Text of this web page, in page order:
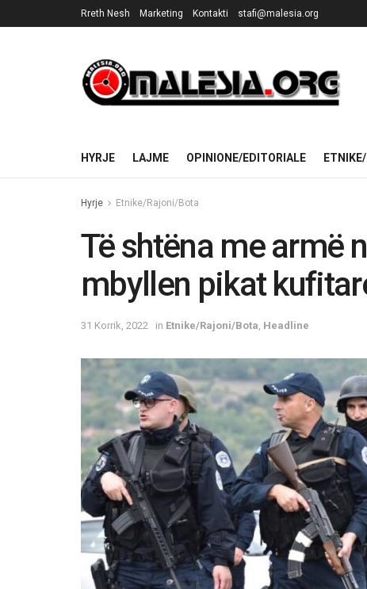
Rreth Nesh Marketing Kontakti stafi@malesia.org
HYRJE LAJME OPINIONE/EDITORIALE
Hyrje Etnike/Rajoni/Bota
Të shtëna me armë
mbyllen pikat
31 Korrik, 2022 in Etnike/Rajoni/Bota Headline